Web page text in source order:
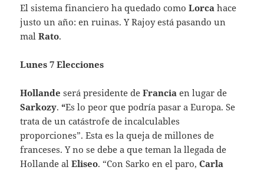
El sistema financiero ha quedado comoLorcahace
justo un año: en ruinas. Y Rajoy está pasando un
malRato.
Lunes 7 Elecciones
Hollandeserá presidente deFrancia en lugar de
Sarkozy. “Es lo peor que podría pasar a Europa. Se
trata de un catástrofe de incalculables
proporciones”. Esta es la queja de millones de
franceses. Y no se debe a que teman la llegada de
Hollande alEliseo. “Con Sarko en el paro,Carla